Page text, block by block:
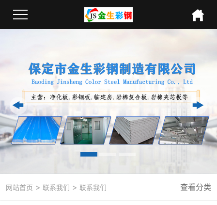
网站首页 > 联系我们 > 联系我们 查看分类